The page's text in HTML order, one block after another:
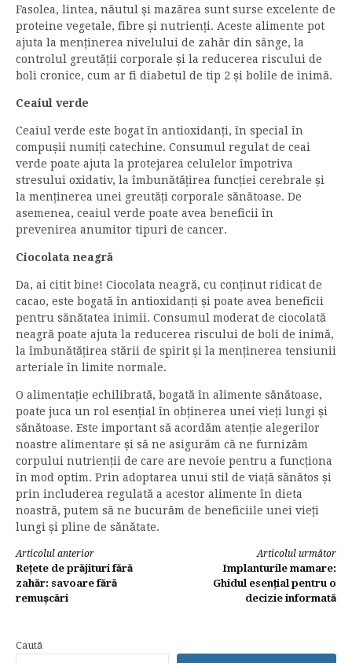
Fasolea, lintea, năutul și mazărea sunt surse excelente de
proteine vegetale, fibre și nutrienți. Aceste alimente pot
ajuta la menținerea nivelului de zahăr din sânge, la
controlul greutății corporale și la reducerea riscului de
boli cronice, cum ar fi diabetul de tip 2 și bolile de inimă.
Ceaiul verde
Ceaiul verde este bogat în antioxidanți, în special în
compușii numiți catechine. Consumul regulat de ceai
verde poate ajuta la protejarea celulelor împotriva
stresului oxidativ, la îmbunătățirea funcției cerebrale și
la menținerea unei greutăți corporale sănătoase. De
asemenea, ceaiul verde poate avea beneficii în
prevenirea anumitor tipuri de cancer.
Ciocolata neagră
Da, ai citit bine! Ciocolata neagră, cu conținut ridicat de
cacao, este bogată în antioxidanți și poate avea beneficii
pentru sănătatea inimii. Consumul moderat de ciocolată
neagră poate ajuta la reducerea riscului de boli de inimă,
la îmbunătățirea stării de spirit și la menținerea tensiunii
arteriale în limite normale.
O alimentație echilibrată, bogată în alimente sănătoase,
poate juca un rol esențial în obținerea unei vieți lungi și
sănătoase. Este important să acordăm atenție alegerilor
noastre alimentare și să ne asigurăm că ne furnizăm
corpului nutrienții de care are nevoie pentru a funcționa
în mod optim. Prin adoptarea unui stil de viață sănătos și
prin includerea regulată a acestor alimente în dieta
noastră, putem să ne bucurăm de beneficiile unei vieți
lungi și pline de sănătate.
Continuă
lectura
Articolul anterior
Rețete de prăjituri fără
zahăr: savoare fără
remușcări
Articolul următor
Implanturile mamare:
Ghidul esențial pentru o
decizie informată
Caută